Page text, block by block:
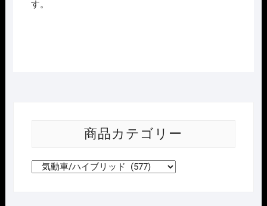
す。
商品カテゴリー